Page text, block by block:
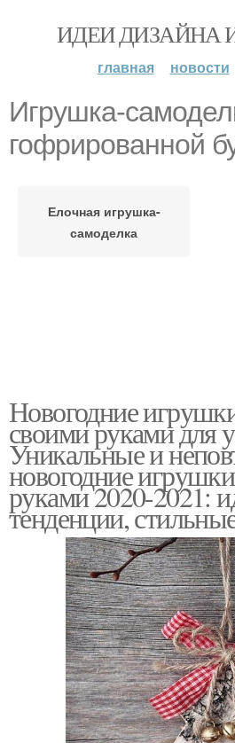
ИДЕИ ДИЗАЙНА
главная новости
Игрушка-
гофрированной
Елочная игрушка-
самоделка
Новогодние
своими руками для
Уникальные и
новогодние
руками 2020-2021:
тенденции,